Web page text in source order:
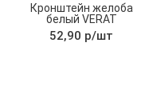
Кронштейн желоба
белый VERAT
52,90 р/шт